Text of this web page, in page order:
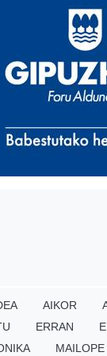
AIKOR
ERRAN
MAILOPE